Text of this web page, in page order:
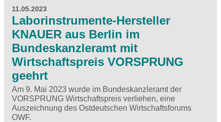
11.05.2023
Laborinstrumente-Hersteller
KNAUER aus Berlin im
Bundeskanzleramt mit
Wirtschaftspreis VORSPRUNG
geehrt
Am 9. Mai 2023 wurde im Bundeskanzleramt der
VORSPRUNG Wirtschaftspreis verliehen, eine
Auszeichnung des Ostdeutschen Wirtschaftsforums
OWF.